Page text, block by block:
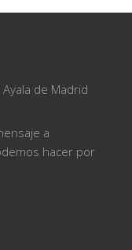
Ayala de Madrid
a
hacer por